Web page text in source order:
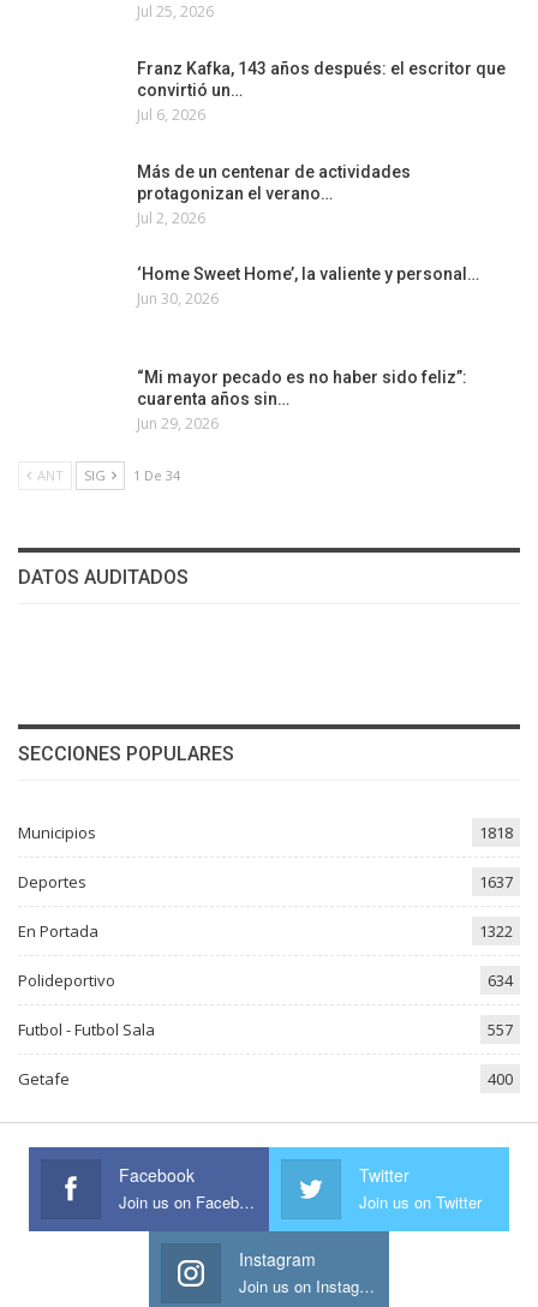
Jul 25, 2026
Franz Kafka, 143 años después: el escritor que
convirtió un…
Jul 6, 2026
Más de un centenar de actividades
protagonizan el verano…
Jul 2, 2026
‘Home Sweet Home’, la valiente y personal…
Jun 30, 2026
“Mi mayor pecado es no haber sido feliz”:
cuarenta años sin…
Jun 29, 2026
ANT SIG 1 De 34
DATOS AUDITADOS
SECCIONES POPULARES
Municipios 1818
Deportes 1637
En Portada 1322
Polideportivo 634
Futbol - Futbol Sala 557
Getafe 400
Facebook
Join us on Facebook
Twitter
Join us on Twitter
Instagram
Join us on Instagram